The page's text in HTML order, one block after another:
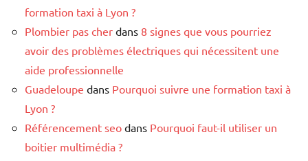
formation taxi à Lyon ?
Plombier pas cher dans 8 signes que vous pourriez
avoir des problèmes électriques qui nécessitent une
aide professionnelle
Guadeloupe dans Pourquoi suivre une formation taxi à
Lyon ?
Référencement seo dans Pourquoi faut-il utiliser un
boitier multimédia ?